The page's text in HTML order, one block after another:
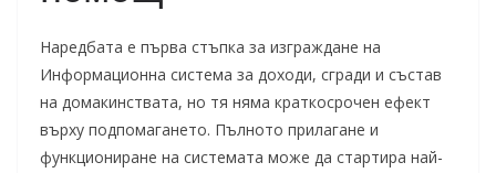
Наредбата е първа стъпка за изграждане на
Информационна система за доходи, сгради и състав
на домакинствата, но тя няма краткосрочен ефект
върху подпомагането. Пълното прилагане и
функциониране на системата може да стартира най-